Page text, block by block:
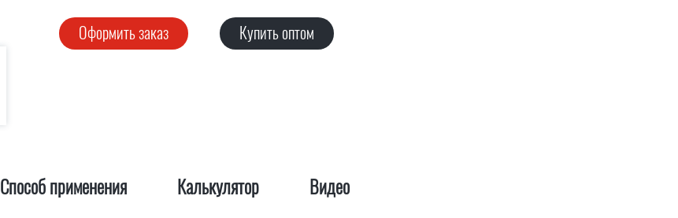
Оформить заказ Купить оптом
Способ применения Калькулятор Видео